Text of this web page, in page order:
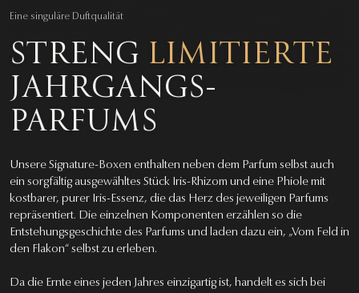
Eine singuläre Duftqualität
STRENG LIMITIERTE
JAHRGANGS­
PARFUMS
Unsere Signature-Boxen enthalten neben dem Parfum selbst auch
ein sorgfältig ausgewähltes Stück Iris-Rhizom und eine Phiole mit
kostbarer, purer Iris-Essenz, die das Herz des jeweiligen Parfums
repräsentiert. Die einzelnen Komponenten erzählen so die
Entstehungsgeschichte des Parfums und laden dazu ein, „Vom Feld in
den Flakon“ selbst zu erleben.
Da die Ernte eines jeden Jahres einzigartig ist, handelt es sich bei